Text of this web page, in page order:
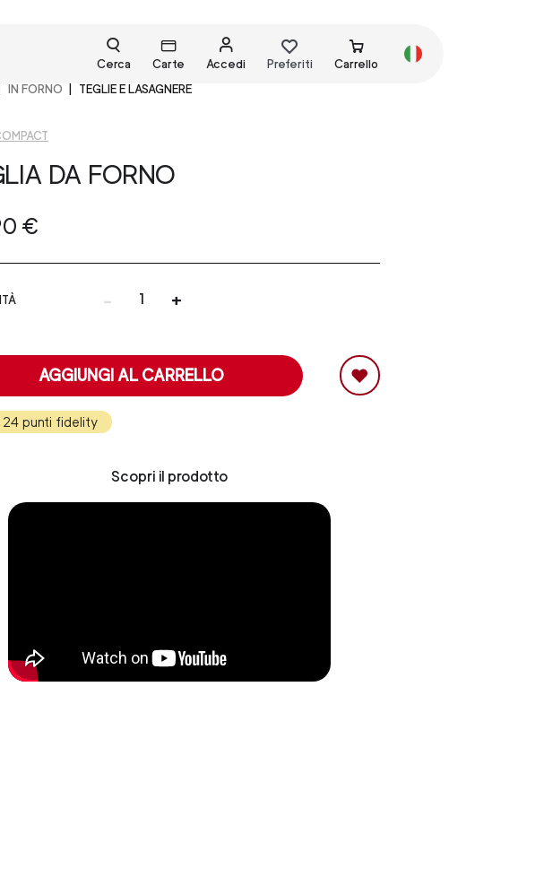
Cerca Carte Accedi Preferiti Carrello
IN FORNO TEGLIE E LASAGNERE
DA FORNO
€
- +
AGGIUNGI AL CARRELLO
24 punti fidelity
Scopri il prodotto